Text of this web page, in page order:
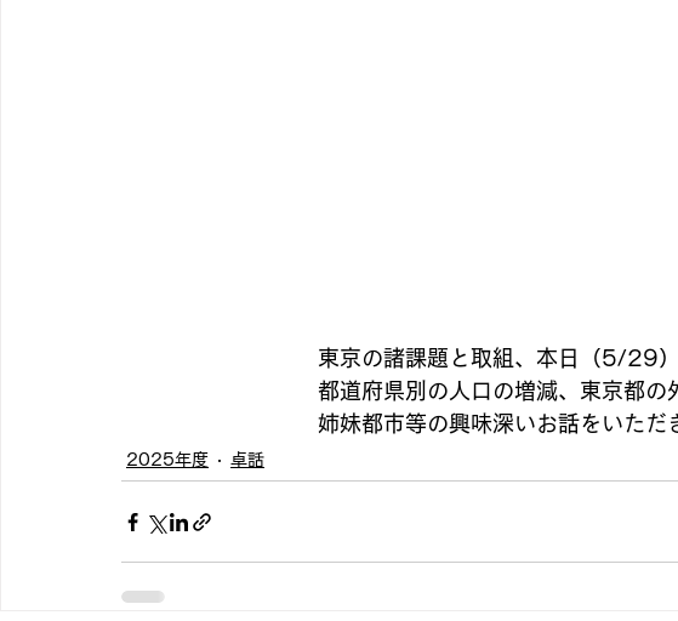
東京の諸課題と取組、本日（5/29）発
都道府県別の人口の増減、東京都の外国
姉妹都市等の興味深いお話をいただき充
2025年度 卓話